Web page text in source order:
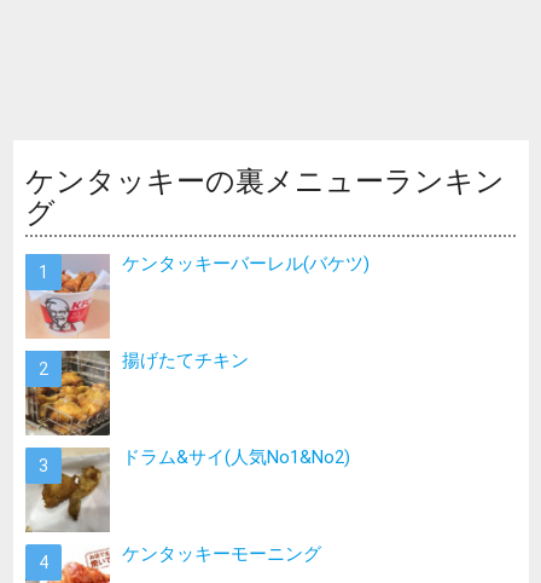
ケンタッキーの裏メニューランキン
グ
ケンタッキーバーレル(バケツ)
揚げたてチキン
ドラム&サイ(人気No1&No2)
ケンタッキーモーニング